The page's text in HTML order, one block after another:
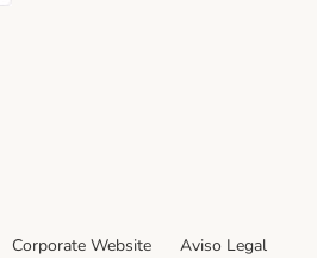
Corporate Website
Aviso Legal